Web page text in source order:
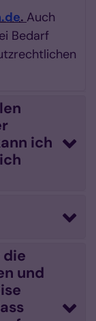
. Auch
Bedarf
ich
die
und